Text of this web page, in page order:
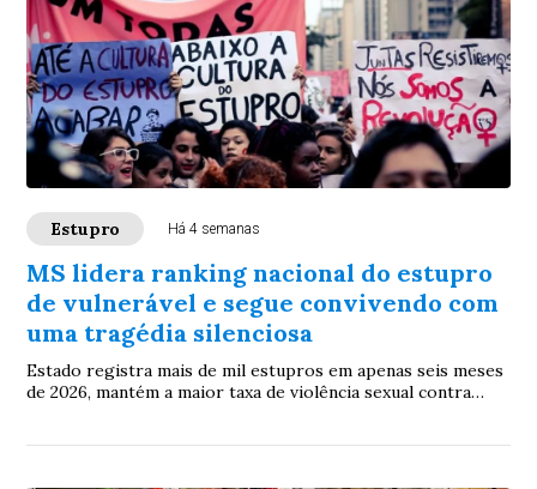
Estupro Há 4 semanas
MS lidera ranking nacional do estupro
de vulnerável e segue convivendo com
uma tragédia silenciosa
Estado registra mais de mil estupros em apenas seis meses
de 2026, mantém a maior taxa de violência sexual contra